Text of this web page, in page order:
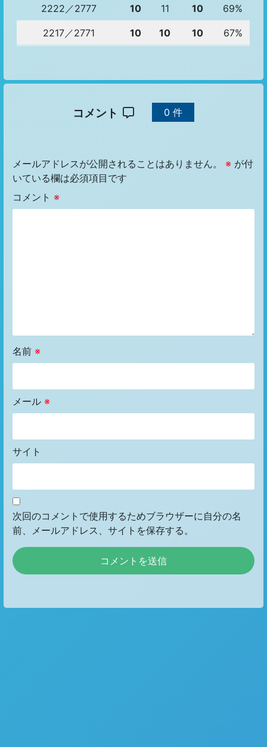
2222／2777 10 11 10 69%
2217／2771 10 10 10 67%
コメント 0 件
メールアドレスが公開されることはありません。 ※ が付
いている欄は必須項目です
コメント ※
名前 ※
メール ※
サイト
次回のコメントで使用するためブラウザーに自分の名
前、メールアドレス、サイトを保存する。